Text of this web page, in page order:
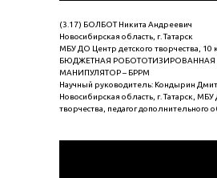
(3.17) БОЛБОТ Никита Андреевич
Новосибирская область, г. Татарск
МБУ ДО Центр детского творчества, 10
БЮДЖЕТНАЯ РОБОТОТИЗИРОВАННАЯ
МАНИПУЛЯТОР – БРРМ
Научный руководитель: Кондырин
Новосибирская область, г. Татарск,
творчества, педагог дополнительного